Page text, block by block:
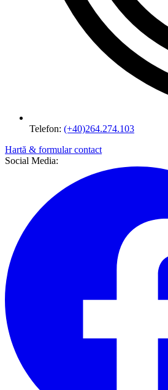
Telefon: (+40)264.274.103
Hartă & formular contact
Social Media: